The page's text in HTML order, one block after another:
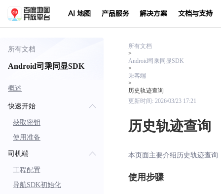
AI 地图 产品服务 解决方案 文档与支持
所有文档
Android司乘同显SDK
概述
快速开始
获取密钥
使用准备
司机端
工程配置
导航SDK初始化
所有文档
>
Android司乘同显SDK
>
乘客端
>
历史轨迹查询
更新时间: 2026/03/23 17:21
历史轨迹查询
本页面主要介绍历史轨迹查
使用步骤